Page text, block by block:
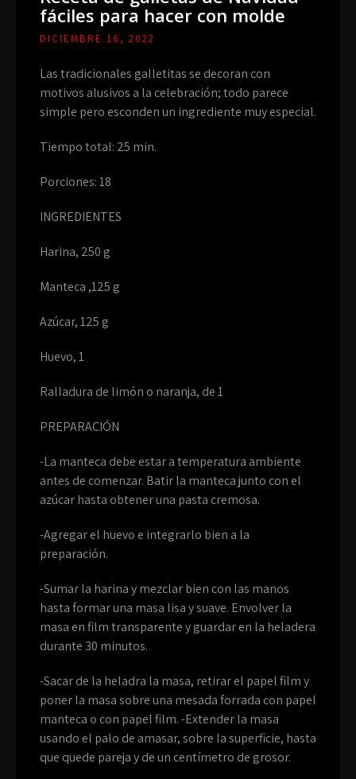
fáciles para hacer con molde
DICIEMBRE 16, 2022
Las tradicionales galletitas se decoran con
motivos alusivos a la celebración; todo parece
simple pero esconden un ingrediente muy especial.
Tiempo total: 25 min.
Porciones: 18
INGREDIENTES
Harina, 250 g
Manteca ,125 g
Azúcar, 125 g
Huevo, 1
Ralladura de limón o naranja, de 1
PREPARACIÓN
-La manteca debe estar a temperatura ambiente
antes de comenzar. Batir la manteca junto con el
azúcar hasta obtener una pasta cremosa.
-Agregar el huevo e integrarlo bien a la
preparación.
-Sumar la harina y mezclar bien con las manos
hasta formar una masa lisa y suave. Envolver la
masa en film transparente y guardar en la heladera
durante 30 minutos.
-Sacar de la heladra la masa, retirar el papel film y
poner la masa sobre una mesada forrada con papel
manteca o con papel film. -Extender la masa
usando el palo de amasar, sobre la superficie, hasta
que quede pareja y de un centímetro de grosor.